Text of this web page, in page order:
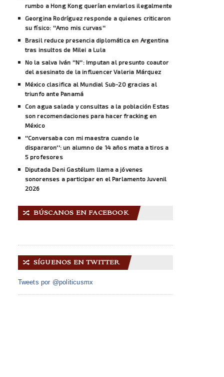
rumbo a Hong Kong querían enviarlos ilegalmente
Georgina Rodríguez responde a quienes criticaron
su físico: ''Amo mis curvas''
Brasil reduce presencia diplomática en Argentina
tras insultos de Milei a Lula
No la salva Iván ''N'': Imputan al presunto coautor
del asesinato de la influencer Valeria Márquez
México clasifica al Mundial Sub-20 gracias al
triunfo ante Panamá
Con agua salada y consultas a la población Estas
son recomendaciones para hacer fracking en
México
''Conversaba con mi maestra cuando le
dispararon'': un alumno de 14 años mata a tiros a
5 profesores
Diputada Deni Gastélum llama a jóvenes
sonorenses a participar en el Parlamento Juvenil
2026
🔀 BÚSCANOS EN FACEBOOK
🔀 SÍGUENOS EN TWITTER
Tweets por @politicusmx